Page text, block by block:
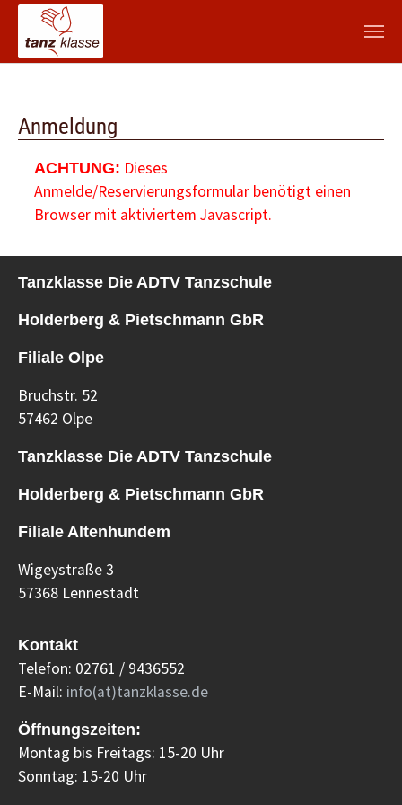
Anmeldung
ACHTUNG: Dieses
Anmelde/Reservierungsformular benötigt einen
Browser mit aktiviertem Javascript.
Tanzklasse Die ADTV Tanzschule
Holderberg & Pietschmann GbR
Filiale Olpe
Bruchstr. 52
57462 Olpe
Tanzklasse Die ADTV Tanzschule
Holderberg & Pietschmann GbR
Filiale Altenhundem
Wigeystraße 3
57368 Lennestadt
Kontakt
Telefon: 02761 / 9436552
E-Mail: info(at)tanzklasse.de
Öffnungszeiten:
Montag bis Freitags: 15-20 Uhr
Sonntag: 15-20 Uhr